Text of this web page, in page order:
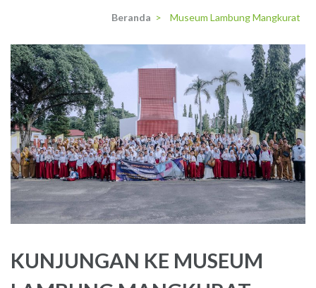
Beranda > Museum Lambung Mangkurat
KUNJUNGAN KE MUSEUM